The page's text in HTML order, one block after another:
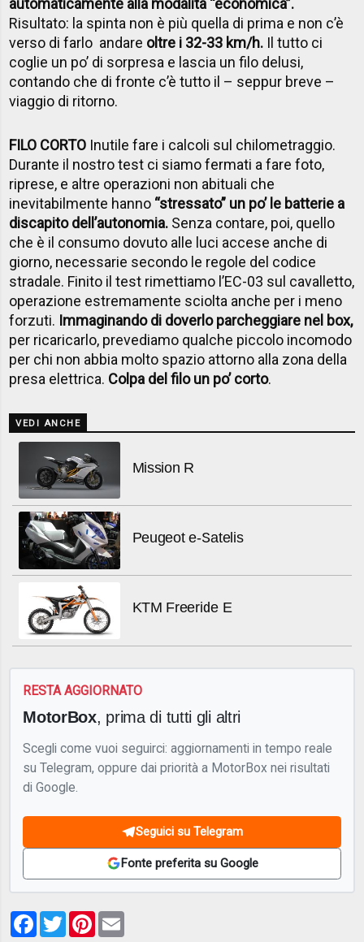
automaticamente alla modalità “economica”.
Risultato: la spinta non è più quella di prima e non c’è
verso di farlo andare oltre i 32-33 km/h. Il tutto ci
coglie un po’ di sorpresa e lascia un filo delusi,
contando che di fronte c’è tutto il – seppur breve –
viaggio di ritorno.
FILO CORTO Inutile fare i calcoli sul chilometraggio.
Durante il nostro test ci siamo fermati a fare foto,
riprese, e altre operazioni non abituali che
inevitabilmente hanno “stressato” un po’ le batterie a
discapito dell’autonomia. Senza contare, poi, quello
che è il consumo dovuto alle luci accese anche di
giorno, necessarie secondo le regole del codice
stradale. Finito il test rimettiamo l’EC-03 sul cavalletto,
operazione estremamente sciolta anche per i meno
forzuti. Immaginando di doverlo parcheggiare nel box,
per ricaricarlo, prevediamo qualche piccolo incomodo
per chi non abbia molto spazio attorno alla zona della
presa elettrica. Colpa del filo un po’ corto.
VEDI ANCHE
Mission R
Peugeot e-Satelis
KTM Freeride E
RESTA AGGIORNATO
MotorBox, prima di tutti gli altri
Scegli come vuoi seguirci: aggiornamenti in tempo reale
su Telegram, oppure dai priorità a MotorBox nei risultati
di Google.
Seguici su Telegram
Fonte preferita su Google
Facebook
TwitterPinterest